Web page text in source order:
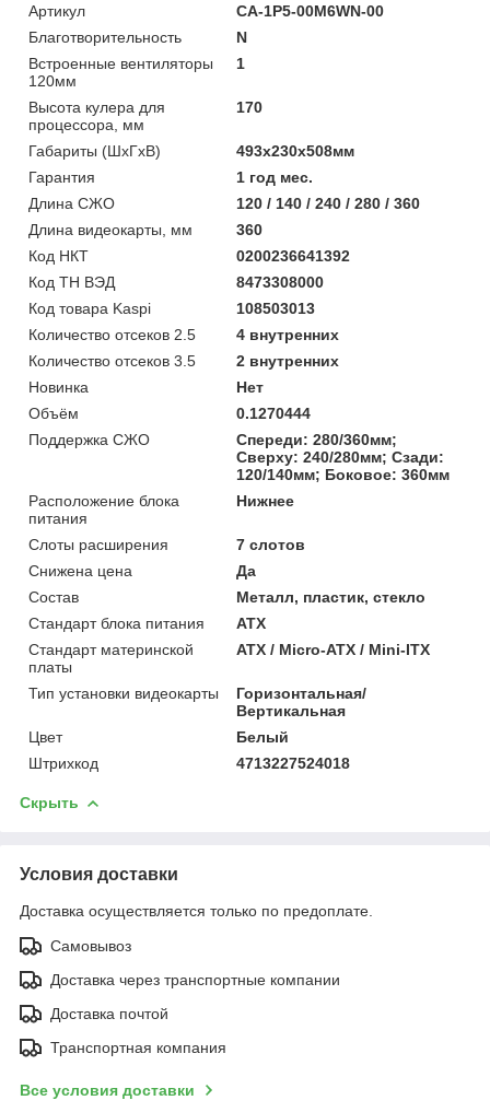
Артикул
CA-1P5-00M6WN-00
Благотворительность
N
Встроенные вентиляторы
120мм
1
Высота кулера для
процессора, мм
170
Габариты (ШхГхВ)
493х230х508мм
Гарантия
1 год мес.
Длина СЖО
120 / 140 / 240 / 280 / 360
Длина видеокарты, мм
360
Код НКТ
0200236641392
Код ТН ВЭД
8473308000
Код товара Kaspi
108503013
Количество отсеков 2.5
4 внутренних
Количество отсеков 3.5
2 внутренних
Новинка
Нет
Объём
0.1270444
Поддержка СЖО
Спереди: 280/360мм;
Сверху: 240/280мм; Сзади:
120/140мм; Боковое: 360мм
Расположение блока
питания
Нижнее
Слоты расширения
7 слотов
Снижена цена
Да
Состав
Металл, пластик, стекло
Стандарт блока питания
ATX
Стандарт материнской
платы
ATX / Micro-ATX / Mini-ITX
Тип установки видеокарты
Горизонтальная/
Вертикальная
Цвет
Белый
Штрихкод
4713227524018
Скрыть
Условия доставки
Доставка осуществляется только по предоплате.
Самовывоз
Доставка через транспортные компании
Доставка почтой
Транспортная компания
Все условия доставки